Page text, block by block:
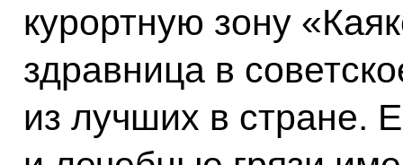
курортную зону
здравница в
из лучших в стране.